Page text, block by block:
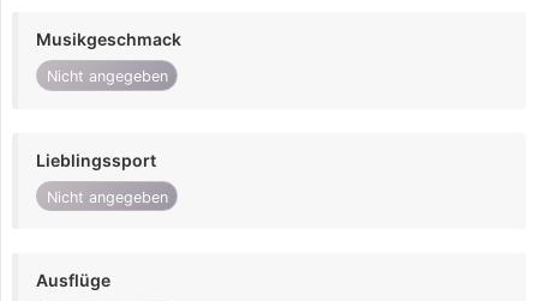
Musikgeschmack
Nicht angegeben
Lieblingssport
Nicht angegeben
Ausflüge